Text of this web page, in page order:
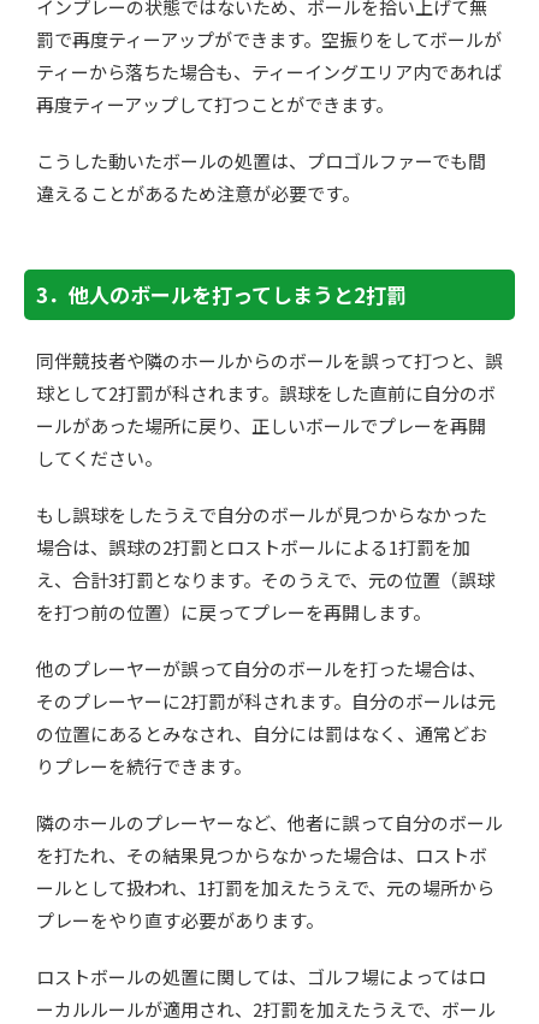
インプレーの状態ではないため、ボールを拾い上げて無
罰で再度ティーアップができます。空振りをしてボールが
ティーから落ちた場合も、ティーイングエリア内であれば
再度ティーアップして打つことができます。
こうした動いたボールの処置は、プロゴルファーでも間
違えることがあるため注意が必要です。
3．他人のボールを打ってしまうと2打罰
同伴競技者や隣のホールからのボールを誤って打つと、誤
球として2打罰が科されます。誤球をした直前に自分のボ
ールがあった場所に戻り、正しいボールでプレーを再開
してください。
もし誤球をしたうえで自分のボールが見つからなかった
場合は、誤球の2打罰とロストボールによる1打罰を加
え、合計3打罰となります。そのうえで、元の位置（誤球
を打つ前の位置）に戻ってプレーを再開します。
他のプレーヤーが誤って自分のボールを打った場合は、
そのプレーヤーに2打罰が科されます。自分のボールは元
の位置にあるとみなされ、自分には罰はなく、通常どお
りプレーを続行できます。
隣のホールのプレーヤーなど、他者に誤って自分のボール
を打たれ、その結果見つからなかった場合は、ロストボ
ールとして扱われ、 1打罰を加えたうえで、元の場所から
プレーをやり直す必要があります。
ロストボールの処置に関しては、ゴルフ場によってはロ
ーカルルールが適用され、 2打罰を加えたうえで、ボール